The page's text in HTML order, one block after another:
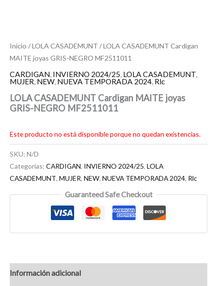
Inicio /LOLA CASADEMUNT / LOLA CASADEMUNT Cardigan
MAITE joyas GRIS-NEGRO MF2511011
CARDIGAN, INVIERNO 2024/25, LOLA CASADEMUNT,
MUJER, NEW, NUEVA TEMPORADA 2024, Rlc
LOLA CASADEMUNT Cardigan MAITE joyas
GRIS-NEGRO MF2511011
Este producto no está disponible porque no quedan existencias.
SKU: N/D
Categorías: CARDIGAN, INVIERNO 2024/25, LOLA
CASADEMUNT, MUJER, NEW, NUEVA TEMPORADA 2024, Rlc
Guaranteed Safe Checkout
Información adicional